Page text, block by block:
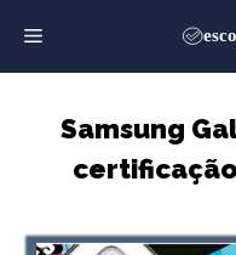
para
o
Samsung